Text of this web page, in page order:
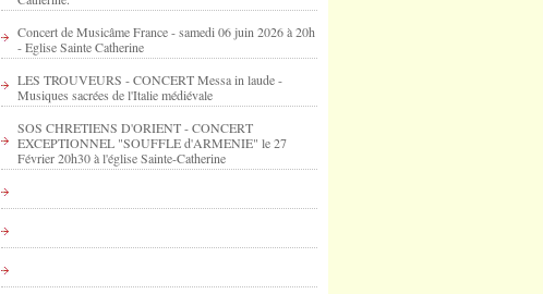
Concert de Musicâme France - samedi 06 juin 2026 à 20h
- Eglise Sainte Catherine
LES TROUVEURS - CONCERT Messa in laude -
Musiques sacrées de l'Italie médiévale
SOS CHRETIENS D'ORIENT - CONCERT
EXCEPTIONNEL "SOUFFLE d'ARMENIE" le 27
Février 20h30 à l'église Sainte-Catherine